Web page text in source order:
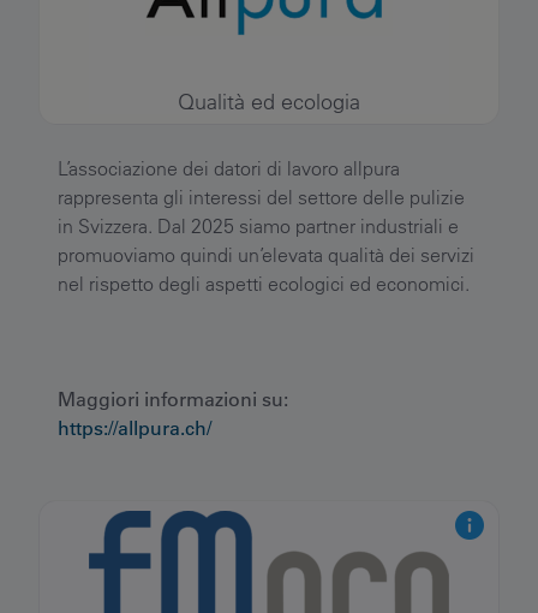
Qualità ed ecologia
L’associazione dei datori di lavoro allpura
rappresenta gli interessi del settore delle pulizie
in Svizzera. Dal 2025 siamo partner industriali e
promuoviamo quindi un’elevata qualità dei servizi
nel rispetto degli aspetti ecologici ed economici.
Maggiori informazioni su:
https://allpura.ch/